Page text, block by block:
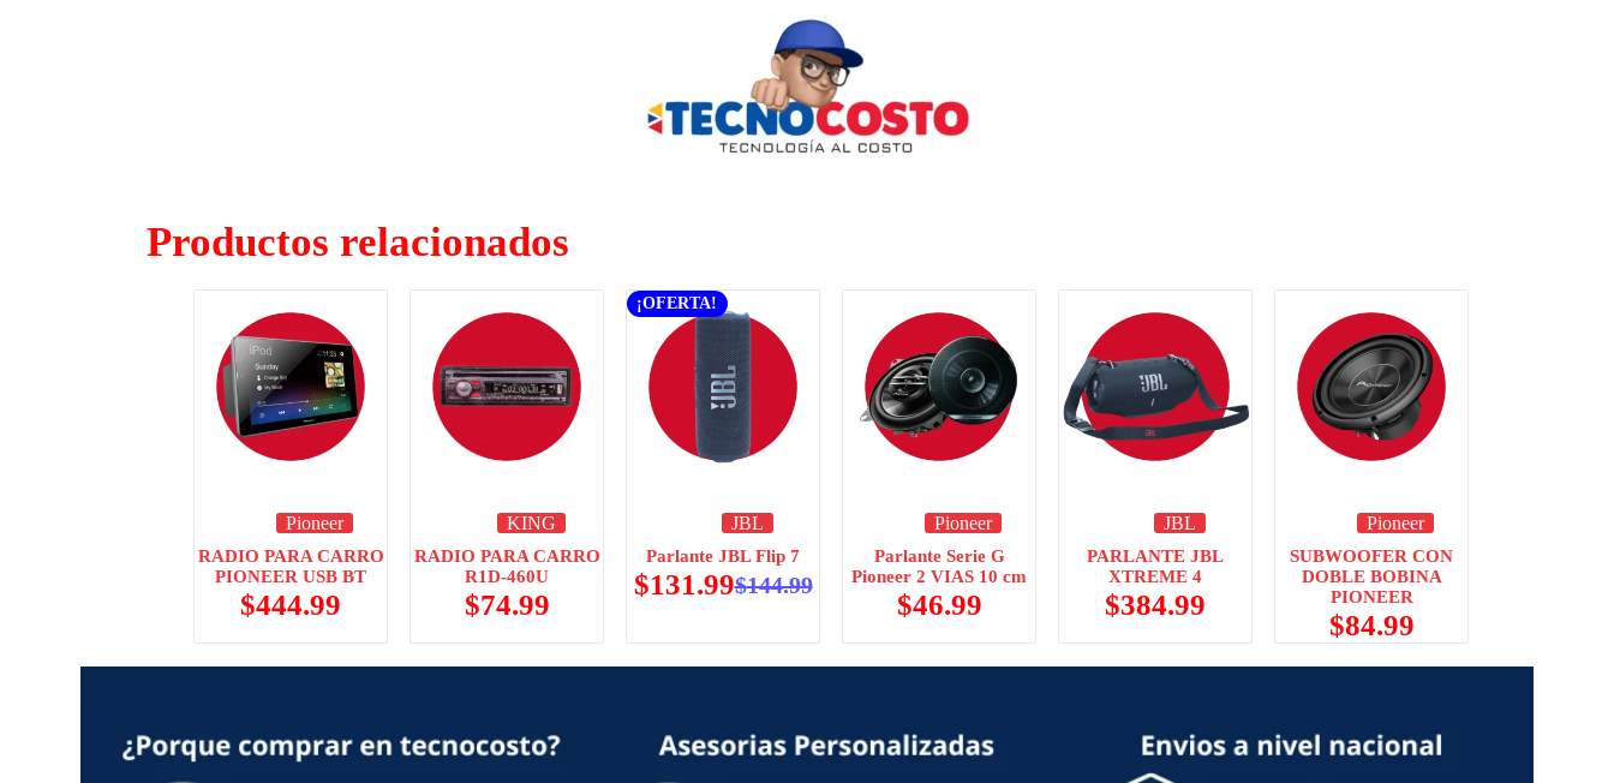
Productos relacionados
Pioneer
RADIO PARA CARRO
PIONEER USB BT
$444.99
KING
RADIO PARA CARRO
R1D-460U
$74.99
¡OFERTA!
JBL
Parlante JBL Flip 7
$144.99
$131.99
Pioneer
Parlante Serie G
Pioneer 2 VIAS 10 cm
$46.99
JBL
PARLANTE JBL
XTREME 4
$384.99
Pioneer
SUBWOOFER CON
DOBLE BOBINA
PIONEER
$84.99